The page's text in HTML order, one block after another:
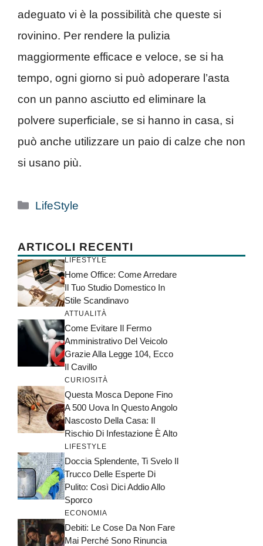
adeguato vi è la possibilità che queste si
rovinino. Per rendere la pulizia
maggiormente efficace e veloce, se si ha
tempo, ogni giorno si può adoperare l’asta
con un panno asciutto ed eliminare la
polvere superficiale, se si hanno in casa, si
può anche utilizzare un paio di calze che non
si usano più.
Categorie
LifeStyle
ARTICOLI RECENTI
LIFESTYLE
Home Office: Come Arredare
Il Tuo Studio Domestico In
Stile Scandinavo
ATTUALITÀ
Come Evitare Il Fermo
Amministrativo Del Veicolo
Grazie Alla Legge 104, Ecco
Il Cavillo
CURIOSITÀ
Questa Mosca Depone Fino
A 500 Uova In Questo Angolo
Nascosto Della Casa: Il
Rischio Di Infestazione È Alto
LIFESTYLE
Doccia Splendente, Ti Svelo Il
Trucco Delle Esperte Di
Pulito: Così Dici Addio Allo
Sporco
ECONOMIA
Debiti: Le Cose Da Non Fare
Mai Perché Sono Rinuncia